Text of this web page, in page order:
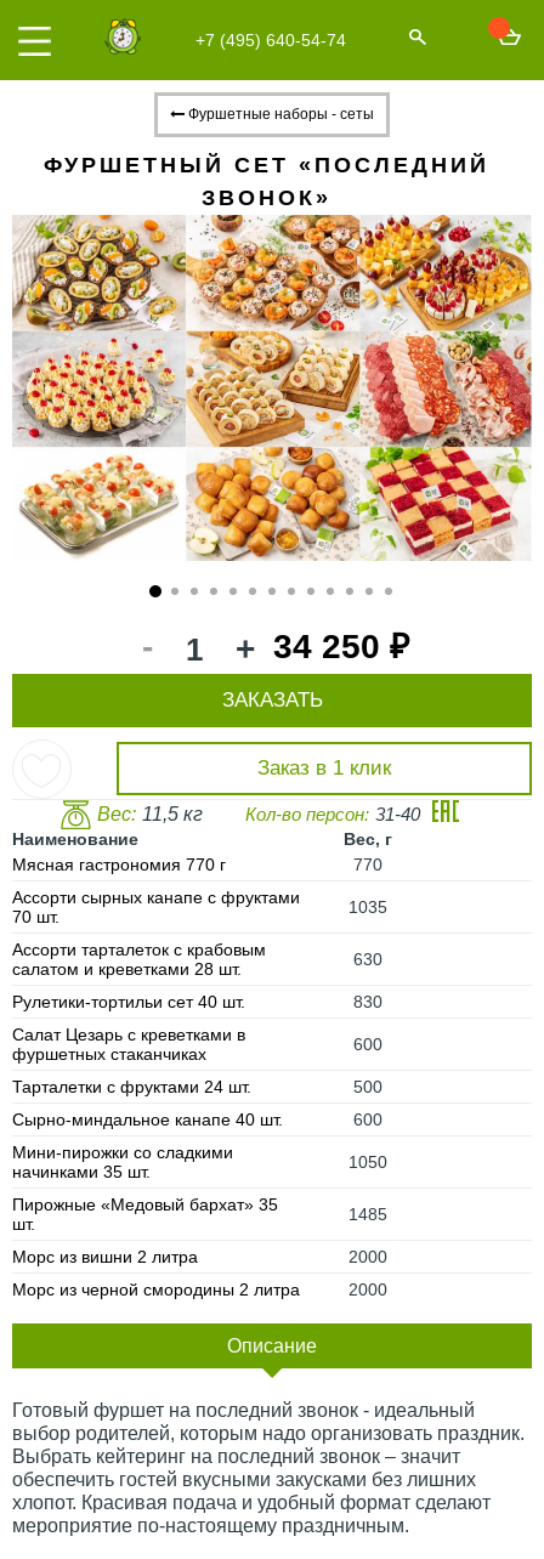
+7 (495) 640-54-74
Фуршетные наборы - сеты
ФУРШЕТНЫЙ СЕТ «ПОСЛЕДНИЙ
ЗВОНОК»
- + 34 250 ₽
Заказ в 1 клик
ЗАКАЗАТЬ
Вес: 11,5 кг Кол-во персон: 31-40
Наименование
Вес, г
Мясная гастрономия 770 г
770
Ассорти сырных канапе с фруктами
70 шт.
1035
Ассорти тарталеток с крабовым
салатом и креветками 28 шт.
630
Рулетики-тортильи сет 40 шт.
830
Салат Цезарь с креветками в
фуршетных стаканчиках
600
Тарталетки с фруктами 24 шт.
500
Сырно-миндальное канапе 40 шт.
600
Мини-пирожки со сладкими
начинками 35 шт.
1050
Пирожные «Медовый бархат» 35
шт.
1485
Морс из вишни 2 литра
2000
Морс из черной смородины 2 литра
2000
Описание
Готовый фуршет на последний звонок - идеальный
выбор родителей, которым надо организовать праздник.
Выбрать кейтеринг на последний звонок – значит
обеспечить гостей вкусными закусками без лишних
хлопот. Красивая подача и удобный формат сделают
мероприятие по-настоящему праздничным.